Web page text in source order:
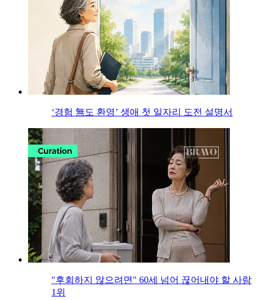
‘경험 無도 환영’ 생애 첫 일자리 도전 설명서
"후회하지 않으려면" 60세 넘어 끊어내야 할 사람
1위